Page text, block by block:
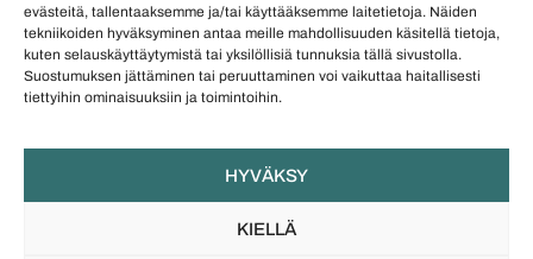
evästeitä, tallentaaksemme ja/tai käyttääksemme laitetietoja. Näiden
tekniikoiden hyväksyminen antaa meille mahdollisuuden käsitellä tietoja,
kuten selauskäyttäytymistä tai yksilöllisiä tunnuksia tällä sivustolla.
Suostumuksen jättäminen tai peruuttaminen voi vaikuttaa haitallisesti
tiettyihin ominaisuuksiin ja toimintoihin.
HYVÄKSY
KIELLÄ